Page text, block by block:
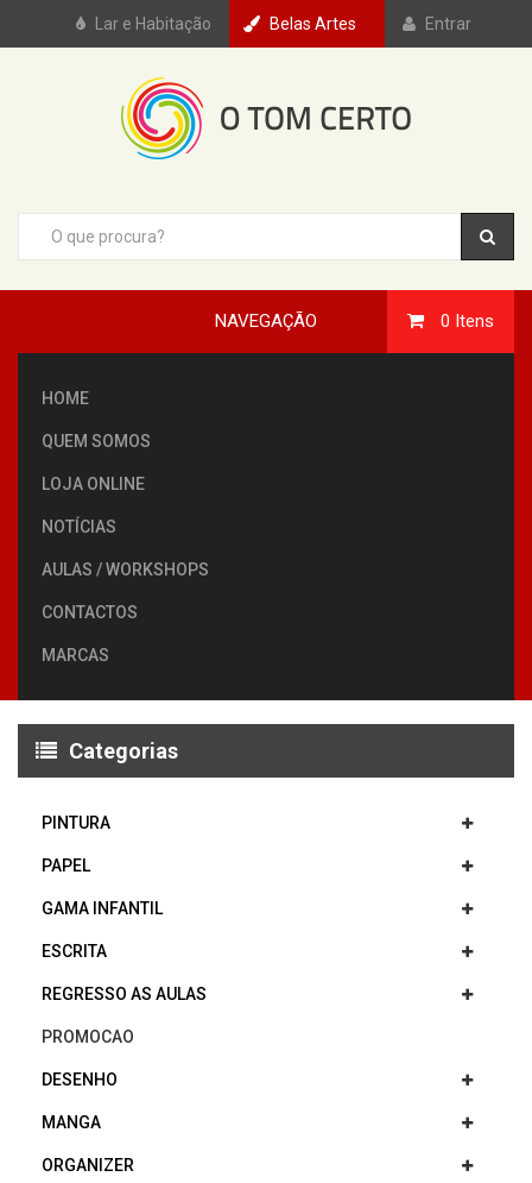
Lar e Habitação Belas Artes Entrar
0 Itens
NAVEGAÇÃO
HOME
QUEM SOMOS
LOJA ONLINE
NOTÍCIAS
AULAS / WORKSHOPS
CONTACTOS
MARCAS
Categorias
PINTURA
PAPEL
GAMA INFANTIL
ESCRITA
REGRESSO AS AULAS
PROMOCAO
DESENHO
MANGA
ORGANIZER